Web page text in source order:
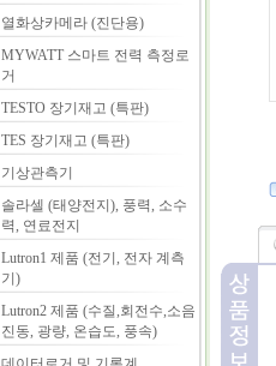
열화상카메라 (진단용)
MYWATT 스마트 전력 측정로
거
TESTO 장기재고 (특판)
TES 장기재고 (특판)
기상관측기
솔라셀 (태양전지), 풍력, 소수
력, 연료전지
Lutron1 제품 (전기, 전자 계측
기)
Lutron2 제품 (수질,회전수,소음
진동, 광량, 온습도, 풍속)